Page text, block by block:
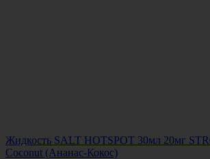
Жидкость SALT HOTSPOT 30мл 20мг
Coconut (Ананас-Кокос)